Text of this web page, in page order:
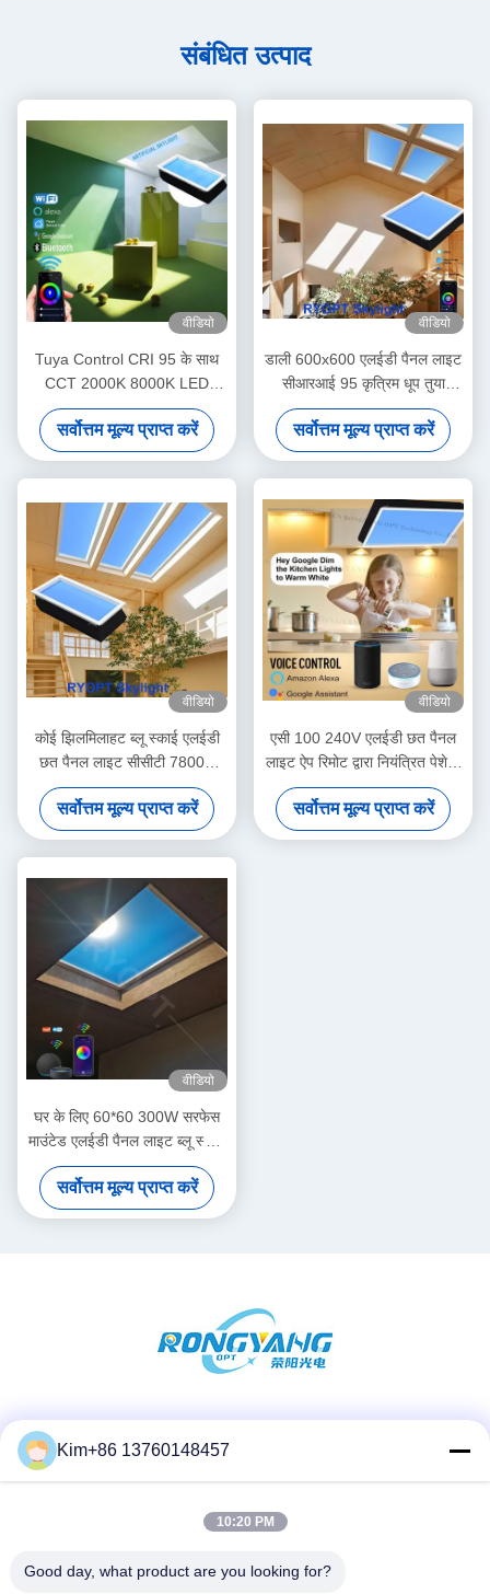
संबंधित उत्पाद
वीडियो
Tuya Control CRI 95 के साथ
CCT 2000K 8000K LED
सीलिंग पैनल लाइट
सर्वोत्तम मूल्य प्राप्त करें
वीडियो
डाली 600x600 एलईडी पैनल लाइट
सीआरआई 95 कृत्रिम धूप तुया
नियंत्रण
सर्वोत्तम मूल्य प्राप्त करें
वीडियो
कोई झिलमिलाहट ब्लू स्काई एलईडी
छत पैनल लाइट सीसीटी 7800K
प्रैक्टिकल
सर्वोत्तम मूल्य प्राप्त करें
वीडियो
एसी 100 240V एलईडी छत पैनल
लाइट ऐप रिमोट द्वारा नियंत्रित पेशेवर
वाणिज्यिक प्रकाश व्यवस्था के लिए
डिज़ाइन किया गया
सर्वोत्तम मूल्य प्राप्त करें
वीडियो
घर के लिए 60*60 300W सरफेस
माउंटेड एलईडी पैनल लाइट ब्लू स्काई
लैंप
सर्वोत्तम मूल्य प्राप्त करें
त्वरित संपर्क
दूरभाष:
Kim+86 13760148457
10:20 PM
Good day, what product are you looking for?